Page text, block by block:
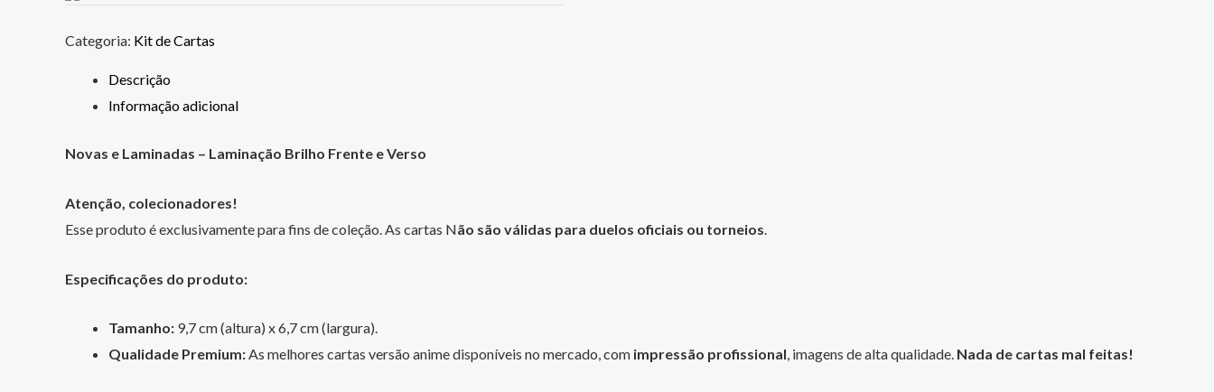
Categoria: Kit de Cartas
Descrição
Informação adicional
Novas e Laminadas – Laminação Brilho Frente e Verso
Atenção, colecionadores!
Esse produto é exclusivamente para fins de coleção. As cartas Não são válidas para duelos oficiais ou torneios.
Especificações do produto:
Tamanho: 9,7 cm (altura) x 6,7 cm (largura).
Qualidade Premium:As melhores cartas versão anime disponíveis no mercado, com impressão profissional, imagens de alta qualidade. Nada de cartas mal feitas!